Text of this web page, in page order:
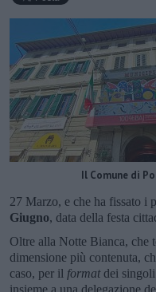
Il Comune di
27 Marzo, e che ha fissato i
Giugno, data della festa
Oltre alla Notte Bianca, che
dimensione più contenuta,
caso, per il formatdei singoli
insieme a una delegazione